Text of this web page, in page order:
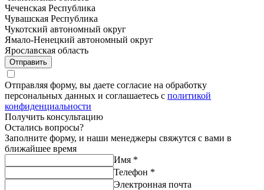
Чеченская Республика
Чувашская Республика
Чукотский автономный округ
Ямало-Ненецкий автономный округ
Ярославская область
Отправить
Отправляя форму, вы даете согласие на обработку
персональных данных и соглашаетесь с политикой
конфиденциальности
Получить консультацию
Остались вопросы?
Заполните форму, и наши менеджеры свяжутся с вами в
ближайшее время
Имя *
Телефон *
Электронная почта